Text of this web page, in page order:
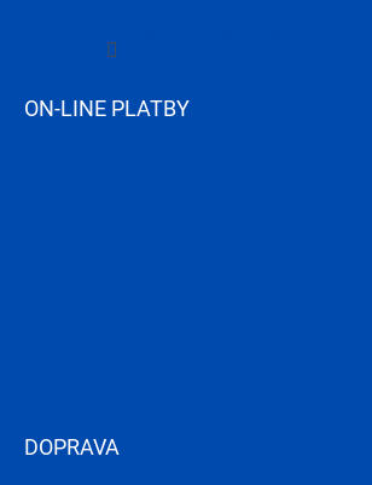
ON-LINE PLATBY
DOPRAVA